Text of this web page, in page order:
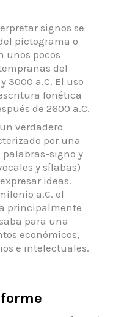
signos se
pictograma o
unos pocos
del
3000 a.C. El uso
fonética
de 2600 a.C.
verdadero
por una
signo y
y sílabas)
ideas.
a.C. el
principalmente
para una
económicos,
e intelectuales.